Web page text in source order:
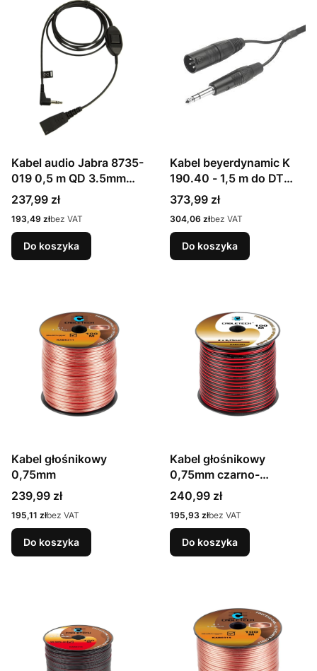
Kabel audio Jabra 8735-
019 0,5 m QD 3.5mm
Czarny
Cena
237,99 zł
Cena
193,49 złbez VAT
Do koszyka
Kabel beyerdynamic K
190.40 - 1,5 m do DT
18*/19*/28*/29*-3-pin
XLR - 1/4" stereo jack
Cena
373,99 zł
Cena
304,06 złbez VAT
Do koszyka
Kabel głośnikowy
0,75mm
Cena
239,99 zł
Cena
195,11 złbez VAT
Do koszyka
Kabel głośnikowy
0,75mm czarno-
czerwony
Cena
240,99 zł
Cena
195,93 złbez VAT
Do koszyka